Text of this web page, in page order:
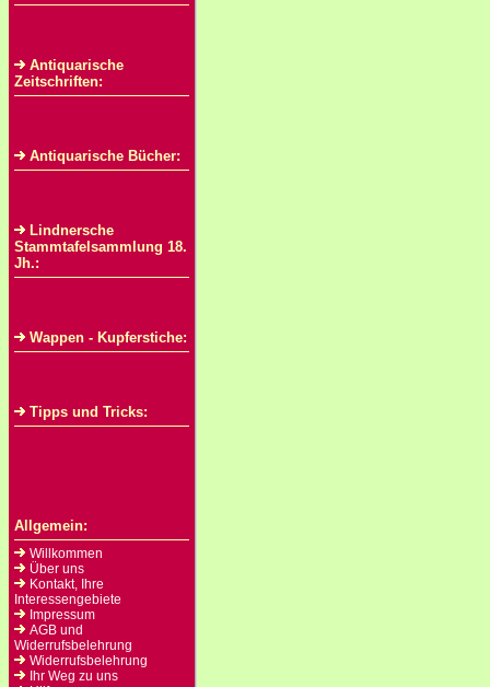
Antiquarische
Zeitschriften:
Antiquarische Bücher:
Lindnersche
Stammtafelsammlung 18.
Jh.:
Wappen - Kupferstiche:
Tipps und Tricks:
Allgemein:
Willkommen
Über uns
Kontakt, Ihre
Interessengebiete
Impressum
AGB und
Widerrufsbelehrung
Widerrufsbelehrung
Ihr Weg zu uns